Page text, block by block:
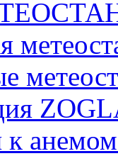
к